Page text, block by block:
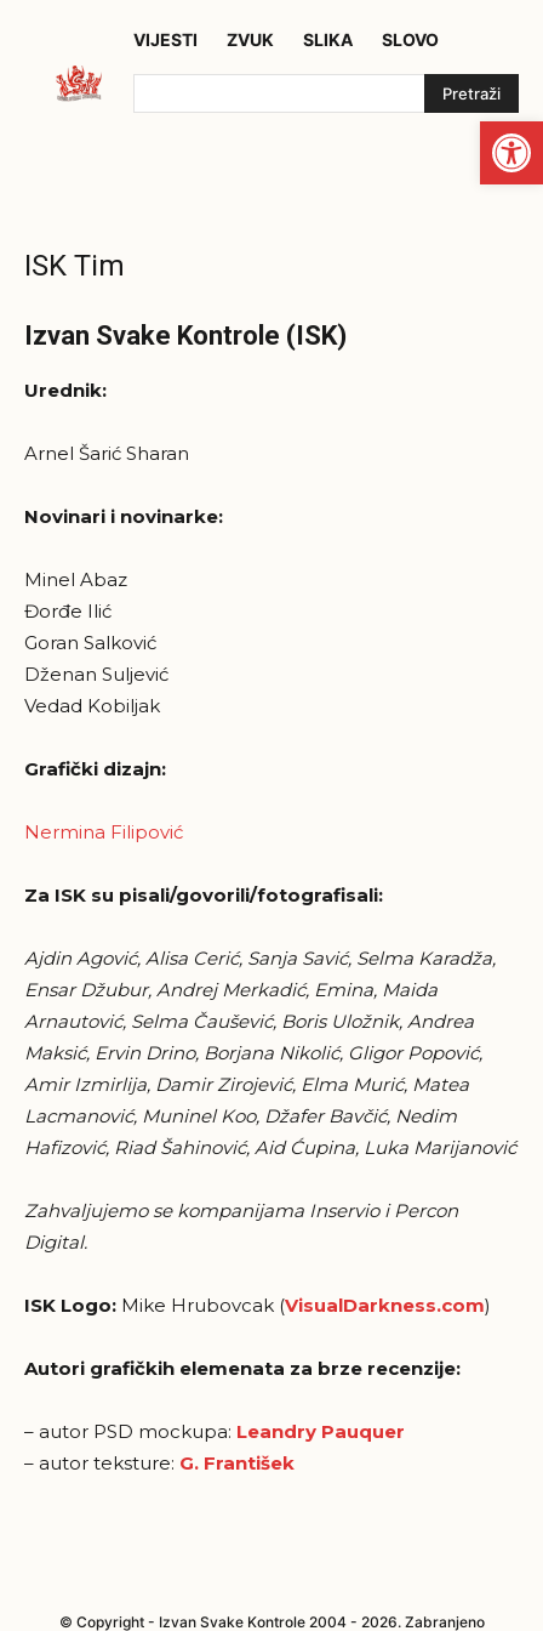
VIJESTI ZVUK SLIKA SLOVO
Pretraži
ISK Tim
Izvan Svake Kontrole (ISK)
Urednik:
Arnel Šarić Sharan
Novinari i novinarke:
Minel Abaz
Đorđe Ilić
Goran Salković
Dženan Suljević
Vedad Kobiljak
Grafički dizajn:
Nermina Filipović
Za ISK su pisali/govorili/fotografisali:
Ajdin Agović, Alisa Cerić, Sanja Savić, Selma Karadža,
Ensar Džubur, Andrej Merkadić, Emina, Maida
Arnautović, Selma Čaušević, Boris Uložnik, Andrea
Maksić, Ervin Drino, Borjana Nikolić, Gligor Popović,
Amir Izmirlija, Damir Zirojević, Elma Murić, Matea
Lacmanović, Muninel Koo, Džafer Bavčić, Nedim
Hafizović, Riad Šahinović, Aid Ćupina, Luka Marijanović
Zahvaljujemo se kompanijama Inservio i Percon
Digital.
ISK Logo: Mike Hrubovcak (VisualDarkness.com)
Autori grafičkih elemenata za brze recenzije:
– autor PSD mockupa: Leandry Pauquer
– autor teksture: G. František
© Copyright - Izvan Svake Kontrole 2004 - 2026. Zabranjeno